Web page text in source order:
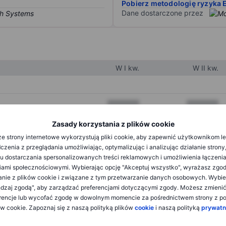
Zasady korzystania z plików cookie
strony internetowe wykorzystują pliki cookie, aby zapewnić użytkownikom
z przeglądania umożliwiając, optymalizując i analizując działanie
dostarczania spersonalizowanych treści reklamowych i umożliwienia
społecznościowymi. Wybierając opcję "Akceptuj wszystko", wyrażasz
z plików cookie i związane z tym przetwarzanie danych osobowych.
zgodą", aby zarządzać preferencjami dotyczącymi zgody. Możesz
lub wycofać zgodę w dowolnym momencie za pośrednictwem strony z
cookie. Zapoznaj się z naszą polityką plików cookie i naszą polityką
Pobierz metodologię ryzyka
Dane dostarczone przez
W I kw. W II kw.
XXXXXXX XXXXXXX
XXXXXXX
XXXXXXX XXXXXXX
XXXXXXX XXXXXXX
XXXXXXX